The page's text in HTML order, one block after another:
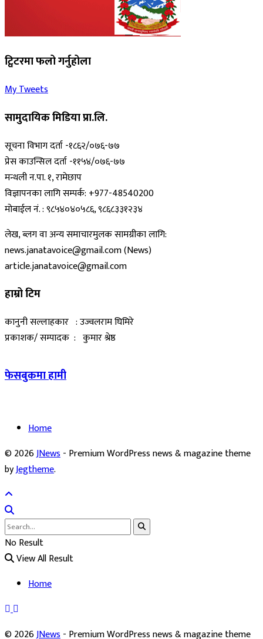
ट्विटरमा फलो गर्नुहोला
My Tweets
सामुदायिक मिडिया प्रा.लि.
सूचना विभाग दर्ता -१८६२/०७६-७७
प्रेस काउन्सिल दर्ता -११५४/०७६-७७
मन्थली न.पा. १, रामेछाप
विज्ञापनका लागि सम्पर्क: +977-48540200
मोबाईल नं. : ९८५४०४०५८६, ९८६८३३१२३४
लेख, ब्लग वा अन्य समाचारमुलक सामग्रीका लागि:
news.janatavoice@gmail.com (News)
article.janatavoice@gmail.com
हाम्रो टिम
कानुनी सल्लाहकार : उज्वलराम घिमिरे
प्रकाशक/ सम्पादक : कुमार श्रेष्ठ
फेसबुकमा हामी
Home
© 2026JNews- Premium WordPress news & magazine theme
byJegtheme.
No Result
View All Result
Home
© 2026JNews- Premium WordPress news & magazine theme